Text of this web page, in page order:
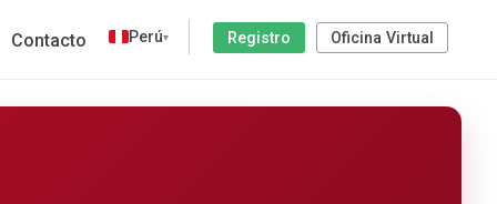
Registro Oficina Virtual
Contacto Perú▾